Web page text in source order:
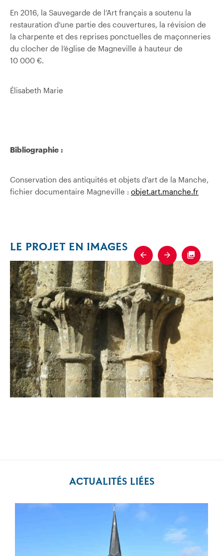
En 2016, la Sauvegarde de l’Art français a soutenu la
restauration d’une partie des couvertures, la révision de
la charpente et des reprises ponctuelles de maçonneries
du clocher de l’église de Magneville à hauteur de
10 000 €.
Élisabeth Marie
Bibliographie :
Conservation des antiquités et objets d’art de la Manche,
fichier documentaire Magneville : objet.art.manche.fr
LE PROJET EN IMAGES
Previous
Next
ACTUALITÉS LIÉES